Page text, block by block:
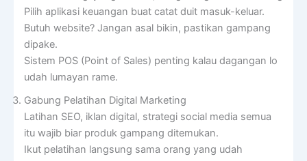
Pilih aplikasi keuangan buat catat duit masuk-keluar.
Butuh website? Jangan asal bikin, pastikan gampang
dipake.
Sistem POS (Point of Sales) penting kalau dagangan lo
udah lumayan rame.
Gabung Pelatihan Digital Marketing
Latihan SEO, iklan digital, strategi social media semua
itu wajib biar produk gampang ditemukan.
Ikut pelatihan langsung sama orang yang udah